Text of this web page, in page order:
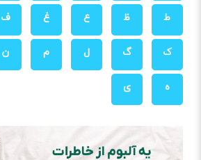
ط ظ ع غ ف
ک گ ل م ن
ه ی